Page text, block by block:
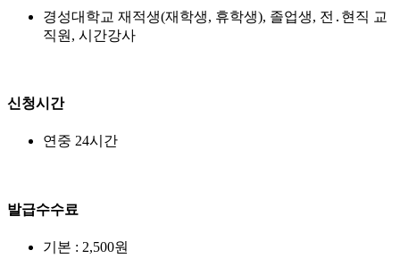
경성대학교 재적생(재학생, 휴학생), 졸업생, 전․현직 교
직원, 시간강사
신청시간
연중 24시간
발급수수료
기본 : 2,500원